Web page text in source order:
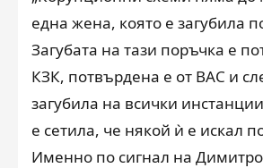
една жена, която е загубила
Загубата на тази поръчка е
КЗК, потвърдена е от ВАС и
загубила на всички
е сетила, че някой ѝ е искал
Именно по сигнал на